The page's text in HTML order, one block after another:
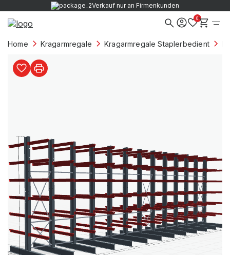
Verkauf nur an Firmenkunden
0
Home Kragarmregale Kragarmregale Staplerbedient